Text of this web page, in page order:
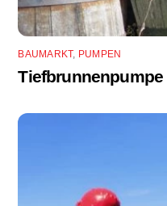
BAUMARKT, PUMPEN
Tiefbrunnenpumpe